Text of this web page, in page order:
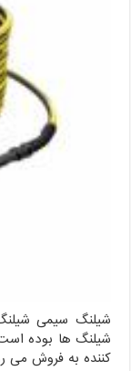
شیلنگ ها بوده
کننده به فروش می